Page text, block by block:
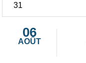
31
06
AOÛT